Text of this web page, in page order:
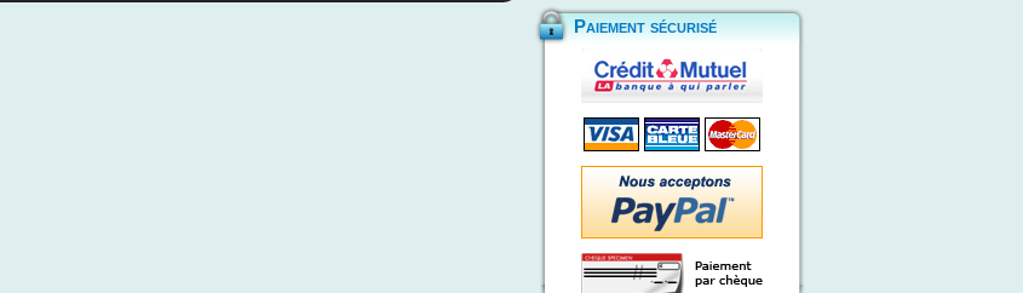
Paiement sécurisé